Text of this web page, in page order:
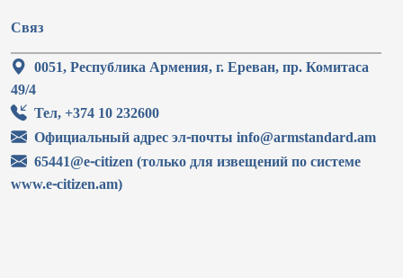
Связ
0051, Республика Армения, г. Ереван, пр. Комитаса
49/4
Тел, +374 10 232600
Официальный адрес эл-почты info@armstandard.am
65441@e-citizen (только для извещений по системе
www.e-citizen.am)